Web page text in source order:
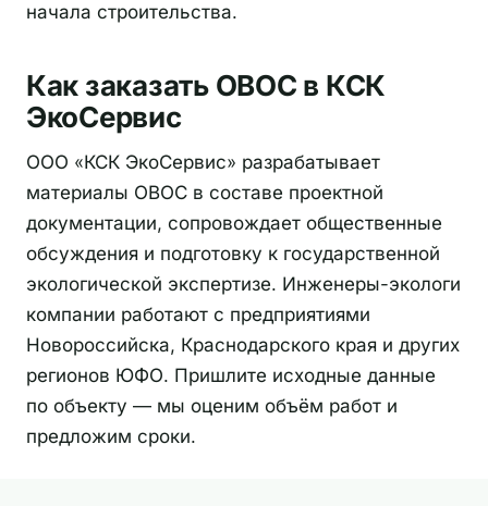
начала строительства.
Как заказать ОВОС в КСК
ЭкоСервис
ООО «КСК ЭкоСервис» разрабатывает
материалы ОВОС в составе проектной
документации, сопровождает общественные
обсуждения и подготовку к государственной
экологической экспертизе. Инженеры-экологи
компании работают с предприятиями
Новороссийска, Краснодарского края и других
регионов ЮФО. Пришлите исходные данные
по объекту — мы оценим объём работ и
предложим сроки.